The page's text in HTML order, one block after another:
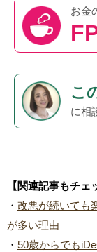
お金
こ
に相
【関連記事もチェ
・ 改悪が続いても
が多い理由
・ 50歳からでも